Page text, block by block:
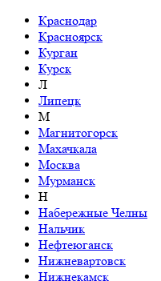
Краснодар
Красноярск
Курган
Курск
Л
Липецк
М
Магнитогорск
Махачкала
Москва
Мурманск
Н
Набережные Челны
Нальчик
Нефтеюганск
Нижневартовск
Нижнекамск